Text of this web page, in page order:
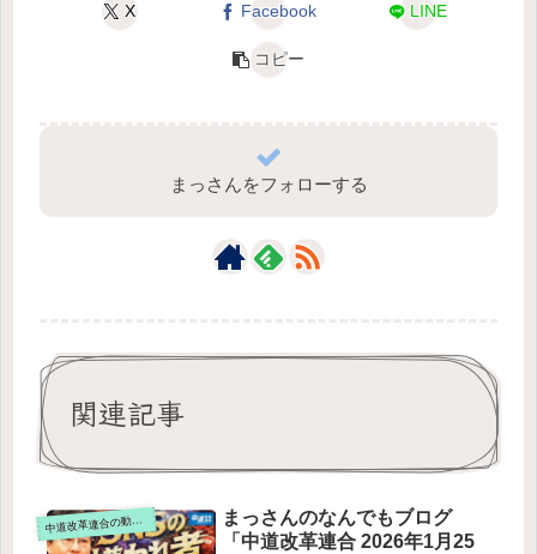
X Facebook LINE
コピー
まっさんをフォローする
関連記事
中道改革連合の動画をテキスト要約
まっさんのなんでもブログ
「中道改革連合 2026年1月25